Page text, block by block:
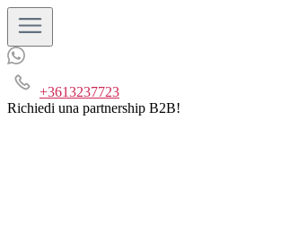
+3613237723
Richiedi una partnership B2B!